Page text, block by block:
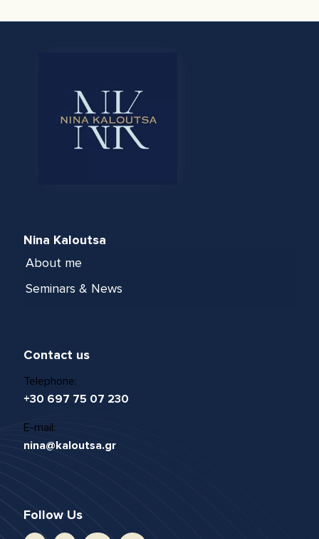
Nina Kaloutsa
About me
Seminars & News
Contact us
Telephone:
+30 697 75 07 230
E-mail:
nina@kaloutsa.gr
Follow Us